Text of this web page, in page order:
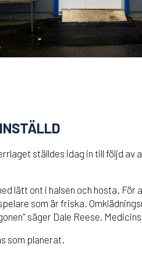
ställdes idag in till följd
lätt ont i halsen och hosta.
som är friska.
säger Dale Reese,
som planerat.